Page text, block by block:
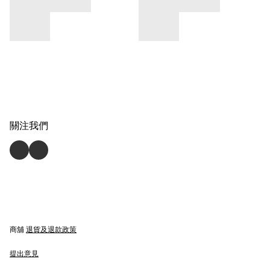
關注我們
商舖 退貨及退款政策
提出意見